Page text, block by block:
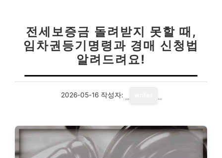
전세보증금 돌려받지 못할 때,
임차권등기명령과 경매 신청법
알려드려요!
2026-05-16 작성자: